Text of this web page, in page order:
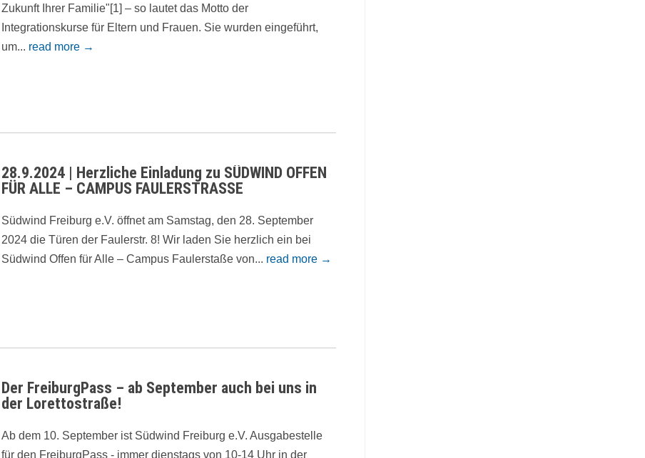
Zukunft Ihrer Familie"[1] – so lautet das Motto der
Integrationskurse für Eltern und Frauen. Sie wurden eingeführt,
um... read more →
28.9.2024 | Herzliche Einladung zu SÜDWIND OFFEN
FÜR ALLE – CAMPUS FAULERSTRASSE
Südwind Freiburg e.V. öffnet am Samstag, den 28. September
2024 die Türen der Faulerstr. 8! Wir laden Sie herzlich ein bei
Südwind Offen für Alle – Campus Faulerstaße von... read more →
Der FreiburgPass – ab September auch bei uns in
der Lorettostraße!
Ab dem 10. September ist Südwind Freiburg e.V. Ausgabestelle
für den FreiburgPass - immer dienstags von 10-14 Uhr in der